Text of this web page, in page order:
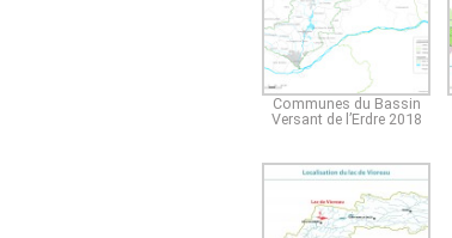
Communes du Bassin
Versant de l’Erdre 2018